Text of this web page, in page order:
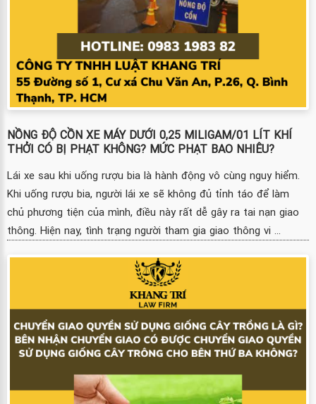
NỒNG ĐỘ CỒN XE MÁY DƯỚI 0,25 MILIGAM/01 LÍT KHÍ
THỞI CÓ BỊ PHẠT KHÔNG? MỨC PHẠT BAO NHIÊU?
Lái xe sau khi uống rượu bia là hành động vô cùng nguy hiểm.
Khi uống rượu bia, người lái xe sẽ không đủ tỉnh táo để làm
chủ phương tiện của mình, điều này rất dễ gây ra tai nạn giao
thông. Hiện nay, tình trạng người tham gia giao thông vi ...